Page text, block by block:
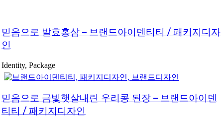
믿음으로 발효홍삼 – 브랜드아이덴티티 / 패키지디자
인
Identity, Package
믿음으로 금빛햇살내린 우리콩 된장 – 브랜드아이덴
티티 / 패키지디자인